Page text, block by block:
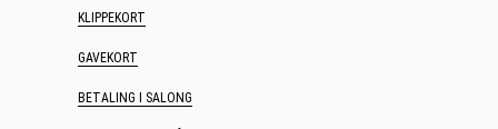
KLIPPEKORT
GAVEKORT
BETALING I SALONG